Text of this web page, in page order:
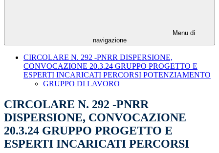
Menu di
navigazione
CIRCOLARE N. 292 -PNRR DISPERSIONE,
CONVOCAZIONE 20.3.24 GRUPPO PROGETTO E
ESPERTI INCARICATI PERCORSI POTENZIAMENTO
GRUPPO DI LAVORO
CIRCOLARE N. 292 -PNRR
DISPERSIONE, CONVOCAZIONE
20.3.24 GRUPPO PROGETTO E
ESPERTI INCARICATI PERCORSI